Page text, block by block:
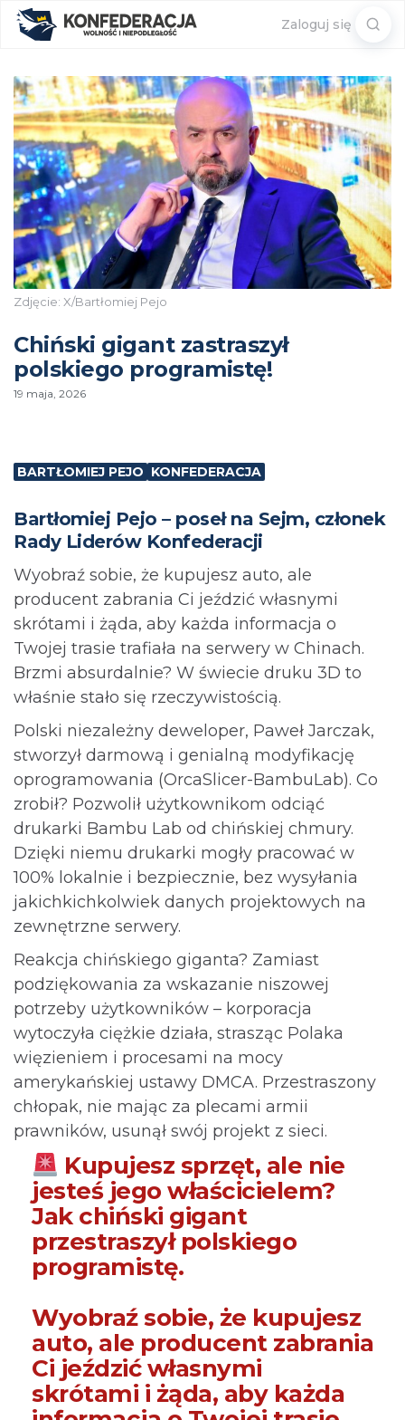
Zaloguj się
Zdjęcie: X/Bartłomiej Pejo
Chiński gigant zastraszył
polskiego programistę!
19 maja, 2026
BARTŁOMIEJ PEJO KONFEDERACJA
Bartłomiej Pejo – poseł na Sejm, członek
Rady Liderów Konfederacji
Wyobraź sobie, że kupujesz auto, ale
producent zabrania Ci jeździć własnymi
skrótami i żąda, aby każda informacja o
Twojej trasie trafiała na serwery w Chinach.
Brzmi absurdalnie? W świecie druku 3D to
właśnie stało się rzeczywistością.
Polski niezależny deweloper, Paweł Jarczak,
stworzył darmową i genialną modyfikację
oprogramowania (OrcaSlicer-BambuLab). Co
zrobił? Pozwolił użytkownikom odciąć
drukarki Bambu Lab od chińskiej chmury.
Dzięki niemu drukarki mogły pracować w
100% lokalnie i bezpiecznie, bez wysyłania
jakichkichkolwiek danych projektowych na
zewnętrzne serwery.
Reakcja chińskiego giganta? Zamiast
podziękowania za wskazanie niszowej
potrzeby użytkowników – korporacja
wytoczyła ciężkie działa, strasząc Polaka
więzieniem i procesami na mocy
amerykańskiej ustawy DMCA. Przestraszony
chłopak, nie mając za plecami armii
prawników, usunął swój projekt z sieci.
Kupujesz sprzęt, ale nie
jesteś jego właścicielem?
Jak chiński gigant
przestraszył polskiego
programistę.
Wyobraź sobie, że kupujesz
auto, ale producent zabrania
Ci jeździć własnymi
skrótami i żąda, aby każda